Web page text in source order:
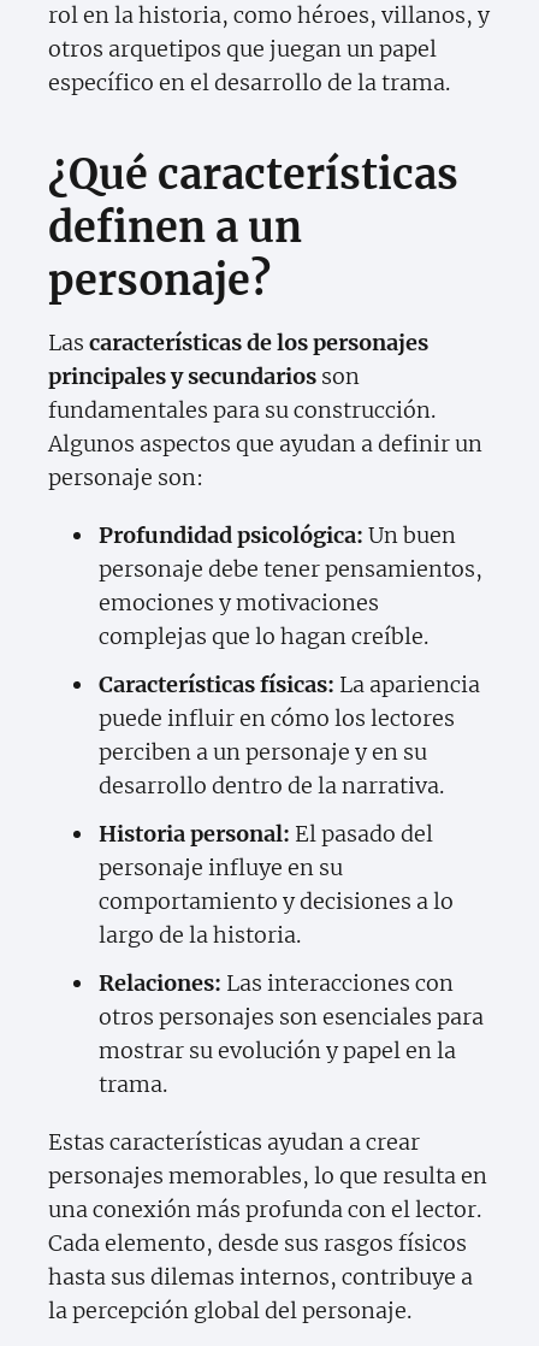
rol en la historia, como héroes, villanos, y
otros arquetipos que juegan un papel
específico en el desarrollo de la trama.
¿Qué características
definen a un
personaje?
Las características de los personajes
principales y secundarios son
fundamentales para su construcción.
Algunos aspectos que ayudan a definir un
personaje son:
Profundidad psicológica: Un buen
personaje debe tener pensamientos,
emociones y motivaciones
complejas que lo hagan creíble.
Características físicas: La apariencia
puede influir en cómo los lectores
perciben a un personaje y en su
desarrollo dentro de la narrativa.
Historia personal: El pasado del
personaje influye en su
comportamiento y decisiones a lo
largo de la historia.
Relaciones: Las interacciones con
otros personajes son esenciales para
mostrar su evolución y papel en la
trama.
Estas características ayudan a crear
personajes memorables, lo que resulta en
una conexión más profunda con el lector.
Cada elemento, desde sus rasgos físicos
hasta sus dilemas internos, contribuye a
la percepción global del personaje.